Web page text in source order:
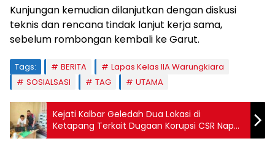
Kunjungan kemudian dilanjutkan dengan diskusi
teknis dan rencana tindak lanjut kerja sama,
sebelum rombongan kembali ke Garut.
Tags: BERITA
Lapas Kelas IIA Warungkiara
SOSIALSASI
TAG UTAMA
Kejati Kalbar Geledah Dua Lokasi di
Ketapang Terkait Dugaan Korupsi CSR Napak
Tilas dan Proyek di Politeknik Negeri